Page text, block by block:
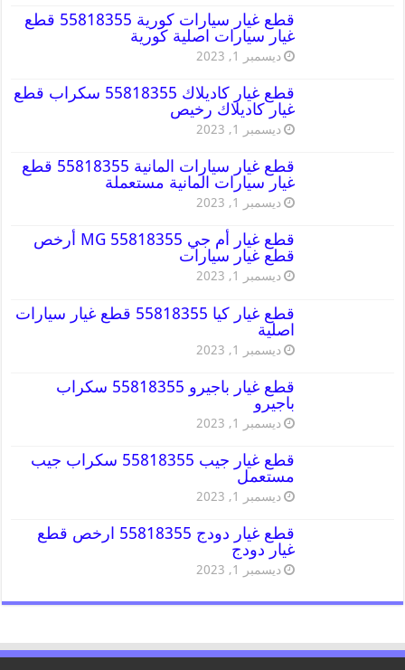
قطع غيار سيارات كورية 55818355 قطع
غيار سيارات اصلية كورية
ديسمبر 1, 2023
قطع غيار كاديلاك 55818355 سكراب قطع
غيار كاديلاك رخيص
ديسمبر 1, 2023
قطع غيار سيارات المانية 55818355 قطع
غيار سيارات المانية مستعملة
ديسمبر 1, 2023
قطع غيار أم جي MG 55818355 أرخص
قطع غيار سيارات
ديسمبر 1, 2023
قطع غيار كيا 55818355 قطع غيار سيارات
اصلية
ديسمبر 1, 2023
قطع غيار باجيرو 55818355 سكراب
باجيرو
ديسمبر 1, 2023
قطع غيار جيب 55818355 سكراب جيب
مستعمل
ديسمبر 1, 2023
قطع غيار دودج 55818355 ارخص قطع
غيار دودج
ديسمبر 1, 2023